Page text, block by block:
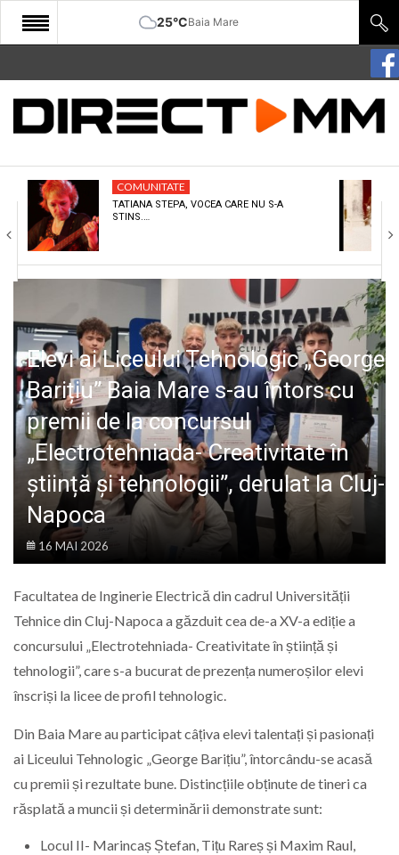
25°CBaia Mare
START
COMUNITATE
CULTURA
ECONOMIE
SANATATE
SPECIAL
POLITIC
LIFE
COMUNITATE
TATIANA STEPA, VOCEA CARE NU S-A
STINS.…
Elevi ai Liceului Tehnologic „George
Barițiu” Baia Mare s-au întors cu
premii de la concursul
„Electrotehniada- Creativitate în
știință și tehnologii”, derulat la Cluj-
Napoca
16 MAI 2026
Facultatea de Inginerie Electrică din cadrul Universității
Tehnice din Cluj-Napoca a găzduit cea de-a XV-a ediție a
concursului „Electrotehniada- Creativitate în știință și
tehnologii”, care s-a bucurat de prezența numeroșilor elevi
înscriși la licee de profil tehnologic.
Din Baia Mare au participat câțiva elevi talentați și pasionați
ai Liceului Tehnologic „George Barițiu”, întorcându-se acasă
cu premii și rezultate bune. Distincțiile obținute de tineri ca
răsplată a muncii și determinării demonstrate sunt:
Locul II- Marincaș Ștefan, Tițu Rareș și Maxim Raul,